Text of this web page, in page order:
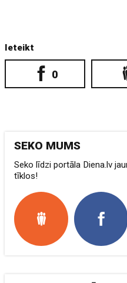
Ieteikt
0
SEKO MUMS
Seko līdzi portāla Diena.lv
tīklos!